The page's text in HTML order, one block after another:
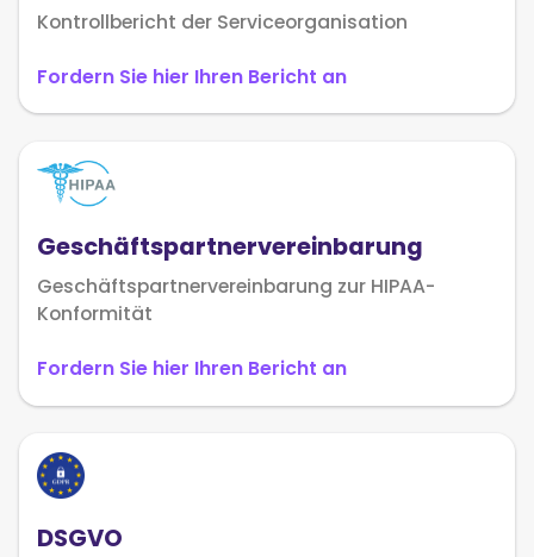
Kontrollbericht der Serviceorganisation
Fordern Sie hier Ihren Bericht an
Geschäftspartnervereinbarung
Geschäftspartnervereinbarung zur HIPAA-
Konformität
Fordern Sie hier Ihren Bericht an
DSGVO